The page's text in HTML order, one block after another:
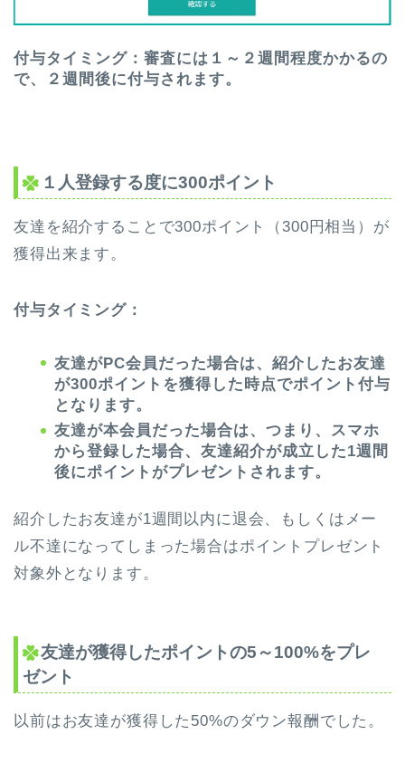
付与タイミング：審査には１～２週間程度かかるの
で、２週間後に付与されます。
１人登録する度に300ポイント
友達を紹介することで300ポイント（300円相当）が
獲得出来ます。
付与タイミング：
友達がPC会員だった場合は、紹介したお友達
が300ポイントを獲得した時点でポイント付与
となります。
友達が本会員だった場合は、つまり、スマホ
から登録した場合、友達紹介が成立した1週間
後にポイントがプレゼントされます。
紹介したお友達が1週間以内に退会、もしくはメー
ル不達になってしまった場合はポイントプレゼント
対象外となります。
友達が獲得したポイントの5～100%をプレ
ゼント
以前はお友達が獲得した50%のダウン報酬でした。